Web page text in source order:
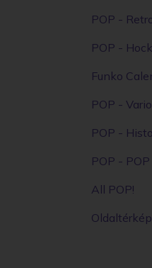
POP -
POP -
Funko
POP -
POP -
POP -
All POP!
Oldaltérkép